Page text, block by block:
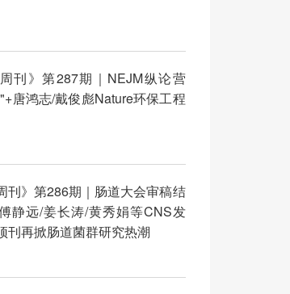
周刊》第287期｜NEJM纵论营
唐鸿志/戴俊彪Nature环保工程
刊》第286期｜肠道大会审稿结
静远/姜长涛/黄秀娟等CNS发
刊再掀肠道菌群研究热潮